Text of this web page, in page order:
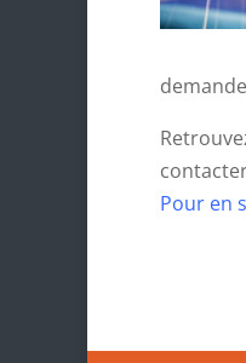
Pour en